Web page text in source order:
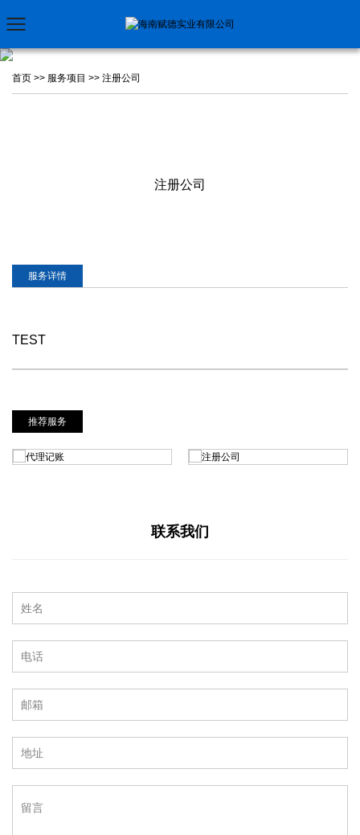
首页 >> 服务项目 >> 注册公司
注册公司
服务详情
TEST
推荐服务
联系我们